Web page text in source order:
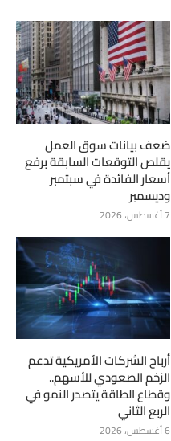
ضعف بيانات سوق العمل
يقلص التوقعات السابقة برفع
أسعار الفائدة في سبتمبر
وديسمبر
7 أغسطس، 2026
أرباح الشركات الأمريكية تدعم
الزخم الصعودي للأسهم..
وقطاع الطاقة يتصدر النمو في
الربع الثاني
6 أغسطس، 2026